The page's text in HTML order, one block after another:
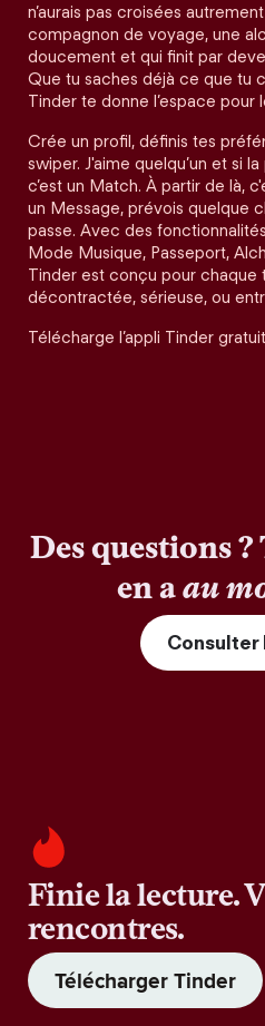
n’aurais pas croisées
compagnon de voyage, une
doucement et qui finit par
Que tu saches déjà ce que tu
Tinder te donne l’espace pour
Crée un profil, définis tes
swiper. J'aime quelqu’un et si
c’est un Match. À partir de là,
un Message, prévois quelque
passe. Avec des
Mode Musique, Passeport,
Tinder est conçu pour chaque
décontractée, sérieuse, ou
Télécharge l’appli Tinder
Des questions
en aau
Consulter
Finie la lecture.
rencontres.
Télécharger Tinder